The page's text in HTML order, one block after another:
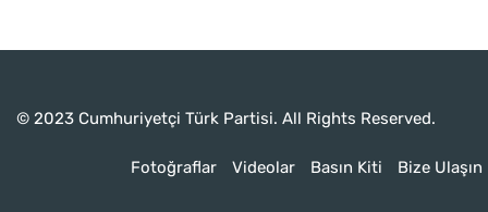
© 2023 Cumhuriyetçi Türk Partisi. All Rights Reserved.
Fotoğraflar Videolar Basın Kiti Bize Ulaşın